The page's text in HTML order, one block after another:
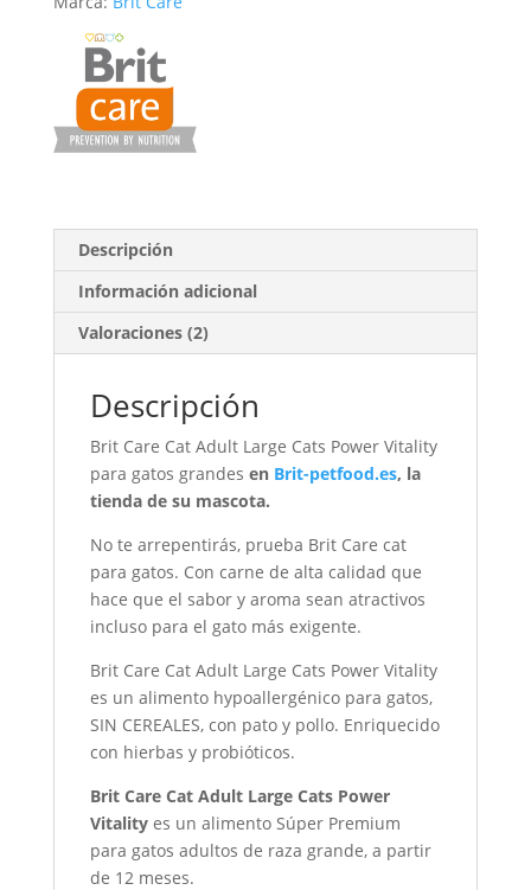
gatos
grandes
pato
pollo
Descripción
Información adicional
Valoraciones (2)
Descripción
Brit Care Cat Adult Large Cats Power Vitality
para gatos grandes en Brit-petfood.es, la
tienda de su mascota.
No te arrepentirás, prueba Brit Care cat
para gatos. Con carne de alta calidad que
hace que el sabor y aroma sean atractivos
incluso para el gato más exigente.
Brit Care Cat Adult Large Cats Power Vitality
es un alimento hypoallergénico para gatos,
SIN CEREALES, con pato y pollo. Enriquecido
con hierbas y probióticos.
Brit Care Cat Adult Large Cats Power
Vitality es un alimento Súper Premium
para gatos adultos de raza grande, a partir
de 12 meses.